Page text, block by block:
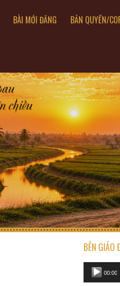
BÀI MỚI ĐĂNG BẢN QUYỀN/
BÊN GIÁO
Audio
Player
00:00